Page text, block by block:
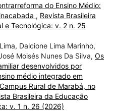
do Ensino Médio:
, Revista Brasileira
e Tecnológica: v. 2 n. 25
Dalcione Lima Marinho,
Moisés Nunes Da Silva, Os
desenvolvidos por
médio integrado em
Rural de Marabá, no
Brasileira da Educação
v. 1 n. 26 (2026)